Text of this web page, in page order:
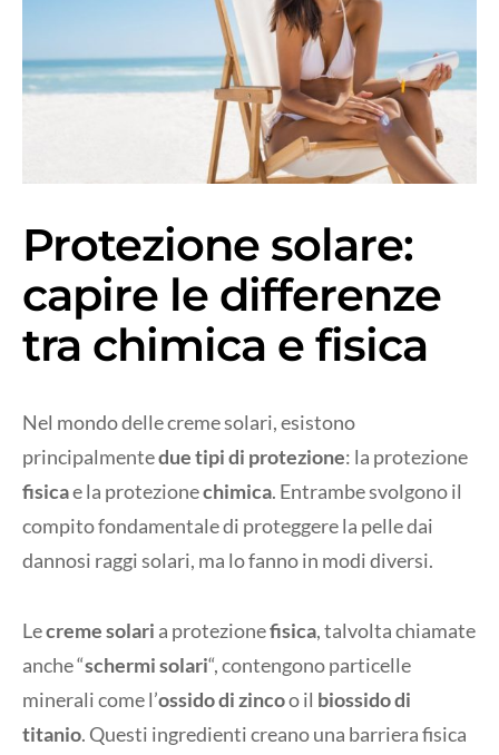
Protezione solare:
capire le differenze
tra chimica e fisica
Nel mondo delle creme solari, esistono
principalmentedue tipi di protezione: la protezione
fisicae la protezionechimica. Entrambe svolgono il
compito fondamentale di proteggere la pelle dai
dannosi raggi solari, ma lo fanno in modi diversi.
Lecreme solari a protezionefisica, talvolta chiamate
anche “schermi solari“, contengono particelle
minerali come l’ossido di zincoo il biossido di
titanio. Questi ingredienti creano una barriera fisica